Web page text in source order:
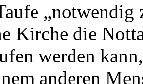
Kirche die
werden
anderen